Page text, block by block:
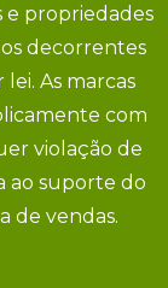
e propriedades
decorrentes
As marcas
com
violação de
ao suporte do
de vendas.